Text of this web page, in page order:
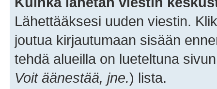
Lähettääksesi uuden viestin.
joutua kirjautumaan sisään
tehdä alueilla on lueteltuna
Voit äänestää, jne.) lista.